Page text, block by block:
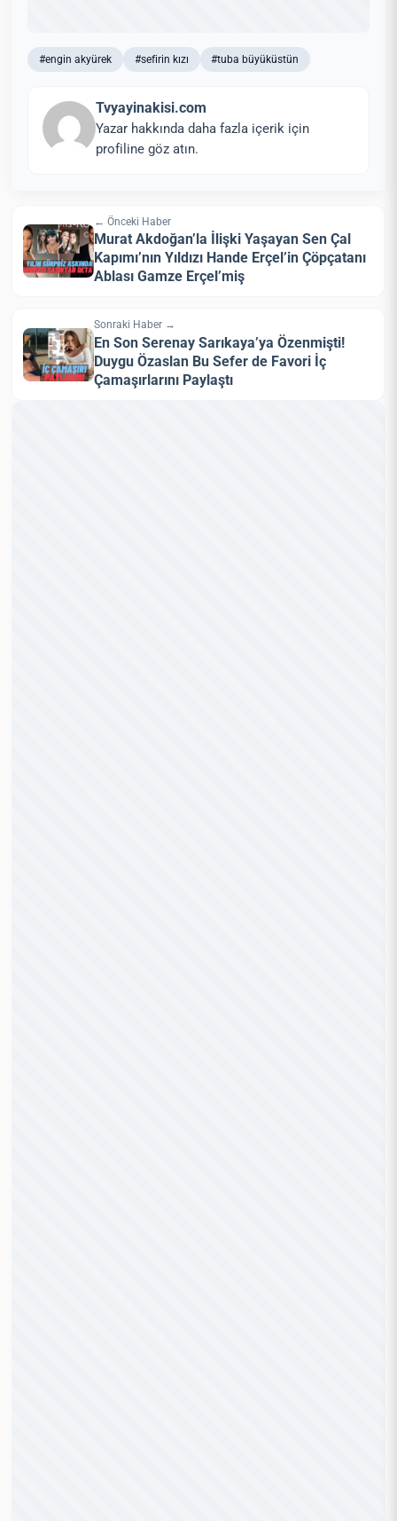
#engin akyürek #sefirin kızı #tuba büyüküstün
Tvyayinakisi.com
Yazar hakkında daha fazla içerik için
profiline göz atın.
← Önceki Haber
Murat Akdoğan’la İlişki Yaşayan Sen Çal
Kapımı’nın Yıldızı Hande Erçel’in Çöpçatanı
Ablası Gamze Erçel’miş
Sonraki Haber →
En Son Serenay Sarıkaya’ya Özenmişti!
Duygu Özaslan Bu Sefer de Favori İç
Çamaşırlarını Paylaştı